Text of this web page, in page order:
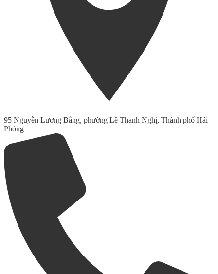
95 Nguyễn Lương Bằng, phường Lê Thanh Nghị, Thành phố Hải
Phòng